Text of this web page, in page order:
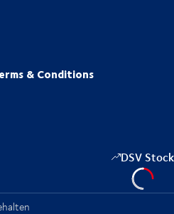
& Conditions
DSV Stock